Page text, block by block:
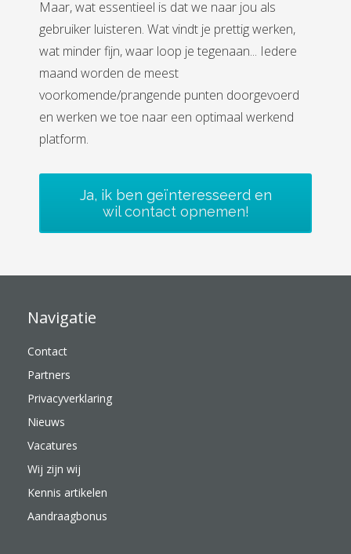
Maar, wat essentieel is dat we naar jou als
gebruiker luisteren. Wat vindt je prettig werken,
wat minder fijn, waar loop je tegenaan... Iedere
maand worden de meest
voorkomende/prangende punten doorgevoerd
en werken we toe naar een optimaal werkend
platform.
Ja, ik ben geïnteresseerd en
wil contact opnemen!
Navigatie
Contact
Partners
Privacyverklaring
Nieuws
Vacatures
Wij zijn wij
Kennis artikelen
Aandraagbonus